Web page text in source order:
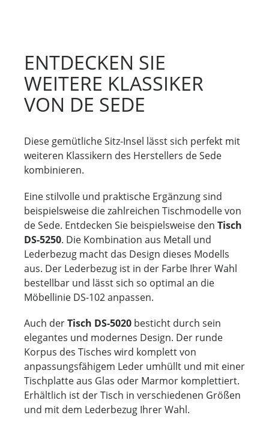
ENTDECKEN SIE
WEITERE KLASSIKER
VON DE SEDE
Diese gemütliche Sitz-Insel lässt sich perfekt mit
weiteren Klassikern des Herstellers de Sede
kombinieren.
Eine stilvolle und praktische Ergänzung sind
beispielsweise die zahlreichen Tischmodelle von
de Sede. Entdecken Sie beispielsweise den Tisch
DS-5250. Die Kombination aus Metall und
Lederbezug macht das Design dieses Modells
aus. Der Lederbezug ist in der Farbe Ihrer Wahl
bestellbar und lässt sich so optimal an die
Möbellinie DS-102 anpassen.
Auch derTisch DS-5020 besticht durch sein
elegantes und modernes Design. Der runde
Korpus des Tisches wird komplett von
anpassungsfähigem Leder umhüllt und mit einer
Tischplatte aus Glas oder Marmor komplettiert.
Erhältlich ist der Tisch in verschiedenen Größen
und mit dem Lederbezug Ihrer Wahl.